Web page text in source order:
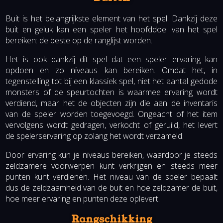
Buit is het belangrijkste element van het spel. Dankzij deze
buit en geluk kan een speler het hoofddoel van het spel
bereiken: de beste op de ranglijst worden.
Het is ook dankzij dit spel dat een speler ervaring kan
opdoen en zo niveaus kan bereiken. Omdat het, in
tegenstelling tot bij een klassiek spel, niet het aantal gedode
monsters of de speurtochten is waarmee ervaring wordt
verdiend, maar het de objecten zijn die aan de inventaris
van de speler worden toegevoegd. Ongeacht of het item
vervolgens wordt gedragen, verkocht of geruild, het levert
de spelerservaring op zolang het wordt verzameld.
Door ervaring kun je niveaus bereiken, waardoor je steeds
zeldzamere voorwerpen kunt verkrijgen en steeds meer
punten kunt verdienen. Het niveau van de speler bepaalt
dus de zeldzaamheid van de buit en hoe zeldzamer de buit,
hoe meer ervaring en punten deze oplevert.
Rangschikking